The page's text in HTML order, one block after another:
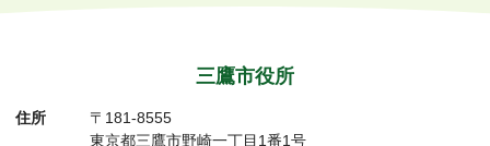
三鷹市役所
住所
〒181-8555
東京都三鷹市野崎一丁目1番1号